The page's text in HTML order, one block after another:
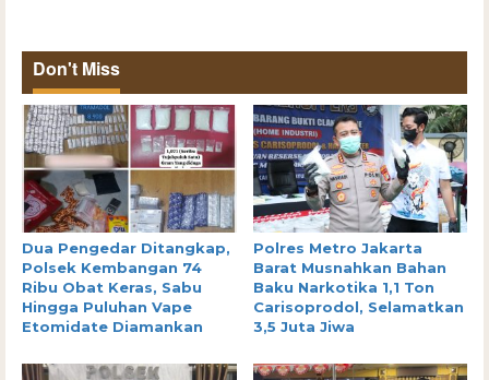
Don't Miss
Dua Pengedar Ditangkap,
Polsek Kembangan 74
Ribu Obat Keras, Sabu
Hingga Puluhan Vape
Etomidate Diamankan
Polres Metro Jakarta
Barat Musnahkan Bahan
Baku Narkotika 1,1 Ton
Carisoprodol, Selamatkan
3,5 Juta Jiwa